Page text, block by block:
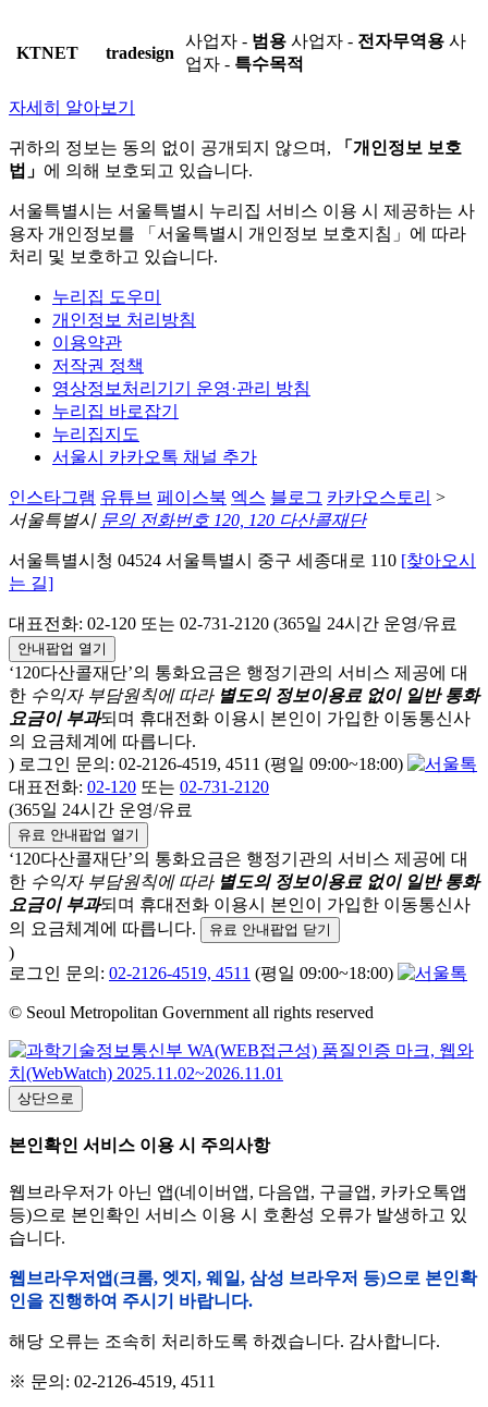
KTNET tradesign
사업자 - 범용 사업자 - 전자무역용 사
업자 - 특수목적
자세히 알아보기
귀하의 정보는 동의 없이 공개되지 않으며,
「개인정보 보호
법」 에 의해 보호되고 있습니다.
서울특별시는 서울특별시 누리집 서비스 이용 시 제공하는 사
용자 개인정보를 「서울특별시 개인정보 보호지침」에 따라
처리 및 보호하고 있습니다.
누리집 도우미
개인정보 처리방침
이용약관
저작권 정책
영상정보처리기기 운영·관리 방침
누리집 바로잡기
누리집지도
서울시 카카오톡 채널 추가
인스타그램 유튜브 페이스북 엑스 블로그 카카오스토리 >
서울특별시 문의 전화번호 120, 120 다산콜재단
서울특별시청 04524 서울특별시 중구 세종대로 110 [찾아오시
는 길]
대표전화: 02-120 또는 02-731-2120 (365일 24시간 운영/유료
안내팝업 열기
‘120다산콜재단’의 통화요금은 행정기관의 서비스 제공에 대
한 수익자 부담원칙에 따라 별도의 정보이용료 없이 일반 통화
요금이 부과되며 휴대전화 이용시 본인이 가입한 이동통신사
의 요금체계에 따릅니다.
) 로그인 문의: 02-2126-4519, 4511 (평일 09:00~18:00)
대표전화: 02-120 또는 02-731-2120
(365일 24시간 운영/유료
유료 안내팝업 열기
‘120다산콜재단’의 통화요금은 행정기관의 서비스 제공에 대
한 수익자 부담원칙에 따라 별도의 정보이용료 없이 일반 통화
요금이 부과되며 휴대전화 이용시 본인이 가입한 이동통신사
의 요금체계에 따릅니다.
유료 안내팝업 닫기
)
로그인 문의: 02-2126-4519, 4511 (평일 09:00~18:00)
© Seoul Metropolitan Government all rights reserved
상단으로
본인확인 서비스 이용 시 주의사항
웹브라우저가 아닌 앱(네이버앱, 다음앱, 구글앱, 카카오톡앱
등)으로 본인확인 서비스 이용 시 호환성 오류가 발생하고 있
습니다.
웹브라우저앱(크롬, 엣지, 웨일, 삼성 브라우저 등)으로 본인확
인을 진행하여 주시기 바랍니다.
해당 오류는 조속히 처리하도록 하겠습니다. 감사합니다.
※ 문의: 02-2126-4519, 4511